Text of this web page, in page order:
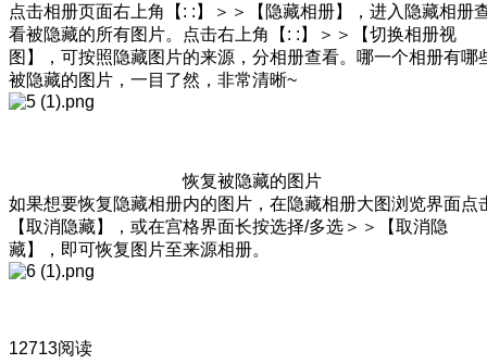
点击相册页面右上角【: :】＞＞【隐藏相册】，进入隐藏相册
看被隐藏的所有图片。点击右上角【: :】＞＞【切换相册视
图】，可按照隐藏图片的来源，分相册查看。哪一个相册有哪
被隐藏的图片，一目了然，非常清晰~
恢复被隐藏的图片
如果想要恢复隐藏相册内的图片，在隐藏相册大图浏览界面点
【取消隐藏】，或在宫格界面长按选择/多选＞＞【取消隐
藏】，即可恢复图片至来源相册。
12713阅读